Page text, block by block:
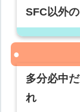
SFC以外
多分必中
れ